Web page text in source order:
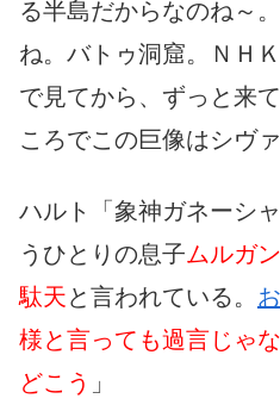
る半島だからなのね～
ね。バトゥ洞窟。ＮＨ
で見てから、ずっと来
ころでこの巨像はシヴァ
ハルト「象神ガネーシ
うひとりの息子ムルガ
駄天と言われている。
様と言っても過言じゃ
どこう 」